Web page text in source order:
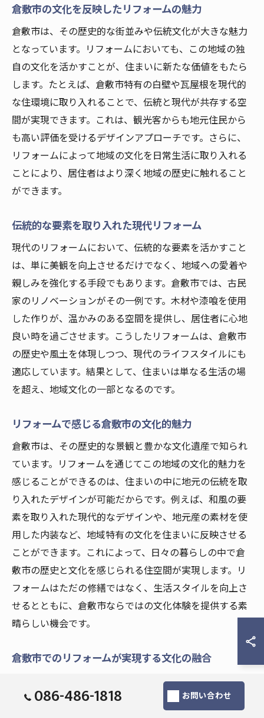
倉敷市の文化を反映したリフォームの魅力
倉敷市は、その歴史的な街並みや伝統文化が大きな魅力
となっています。リフォームにおいても、この地域の独
自の文化を活かすことが、住まいに新たな価値をもたら
します。たとえば、倉敷市特有の白壁や瓦屋根を現代的
な住環境に取り入れることで、伝統と現代が共存する空
間が実現できます。これは、観光客からも地元住民から
も高い評価を受けるデザインアプローチです。さらに、
リフォームによって地域の文化を日常生活に取り入れる
ことにより、居住者はより深く地域の歴史に触れること
ができます。
伝統的な要素を取り入れた現代リフォーム
現代のリフォームにおいて、伝統的な要素を活かすこと
は、単に美観を向上させるだけでなく、地域への愛着や
親しみを強化する手段でもあります。倉敷市では、古民
家のリノベーションがその一例です。木材や漆喰を使用
した作りが、温かみのある空間を提供し、居住者に心地
良い時を過ごさせます。こうしたリフォームは、倉敷市
の歴史や風土を体現しつつ、現代のライフスタイルにも
適応しています。結果として、住まいは単なる生活の場
を超え、地域文化の一部となるのです。
リフォームで感じる倉敷市の文化的魅力
倉敷市は、その歴史的な景観と豊かな文化遺産で知られ
ています。リフォームを通じてこの地域の文化的魅力を
感じることができるのは、住まいの中に地元の伝統を取
り入れたデザインが可能だからです。例えば、和風の要
素を取り入れた現代的なデザインや、地元産の素材を使
用した内装など、地域特有の文化を住まいに反映させる
ことができます。これによって、日々の暮らしの中で倉
敷市の歴史と文化を感じられる住空間が実現します。リ
フォームはただの修繕ではなく、生活スタイルを向上さ
せるとともに、倉敷市ならではの文化体験を提供する素
晴らしい機会です。
倉敷市でのリフォームが実現する文化の融合
倉敷市でのリフォームは、伝統と現代の文化を融合させ
る絶好の機会です。古き良きものを尊重しつつ、最新の
086-486-1818 お問い合わせ